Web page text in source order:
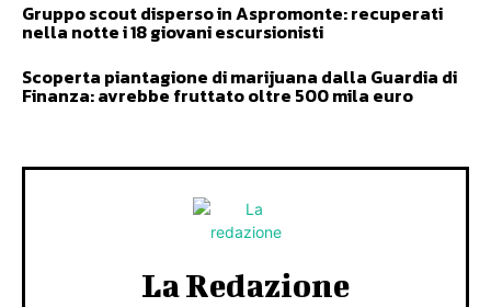
Gruppo scout disperso in Aspromonte: recuperati
nella notte i 18 giovani escursionisti
Scoperta piantagione di marijuana dalla Guardia di
Finanza: avrebbe fruttato oltre 500 mila euro
La Redazione